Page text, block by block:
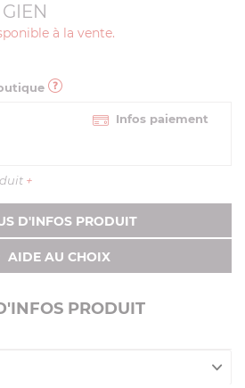
à la vente.
Infos paiement
+
D'INFOS PRODUIT
AIDE AU CHOIX
PRODUIT